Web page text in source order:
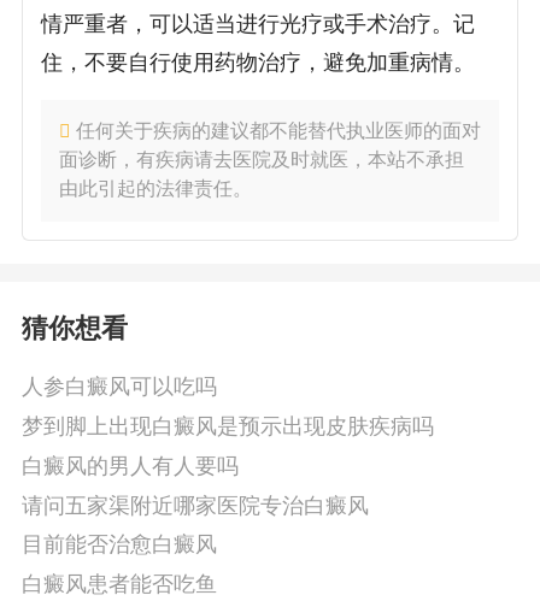
情严重者，可以适当进行光疗或手术治疗。记
住，不要自行使用药物治疗，避免加重病情。
任何关于疾病的建议都不能替代执业医师的面对
面诊断，有疾病请去医院及时就医，本站不承担
由此引起的法律责任。
猜你想看
人参白癜风可以吃吗
梦到脚上出现白癜风是预示出现皮肤疾病吗
白癜风的男人有人要吗
请问五家渠附近哪家医院专治白癜风
目前能否治愈白癜风
白癜风患者能否吃鱼